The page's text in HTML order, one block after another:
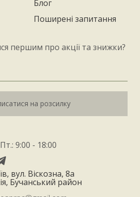
Блог
Поширені запитання
першим про акції та знижки?
на розсилку
9:00 - 18:00
вул. Віскозна, 8а
Бучанський район